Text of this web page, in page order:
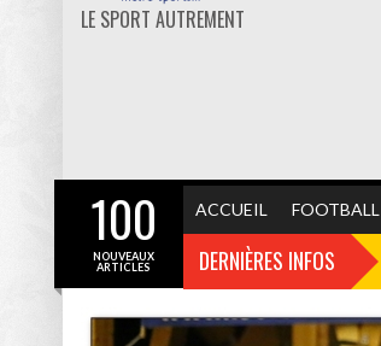
LE SPORT AUTREMENT
ACCUEIL FOOTBALL
DERNIÈRES INFOS
100
NOUVEAUX
ARTICLES
GF38